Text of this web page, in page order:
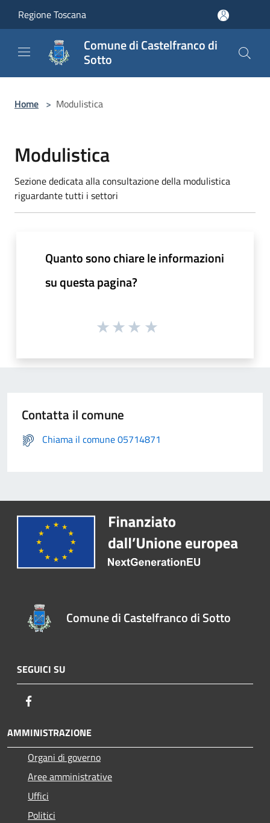
Regione Toscana
Comune di Castelfranco di
Sotto
Home > Modulistica
Modulistica
Sezione dedicata alla consultazione della modulistica
riguardante tutti i settori
Quanto sono chiare le informazioni
su questa pagina?
Contatta il comune
Chiama il comune 05714871
Comune di Castelfranco di Sotto
SEGUICI SU
AMMINISTRAZIONE
Organi di governo
Aree amministrative
Uffici
Politici